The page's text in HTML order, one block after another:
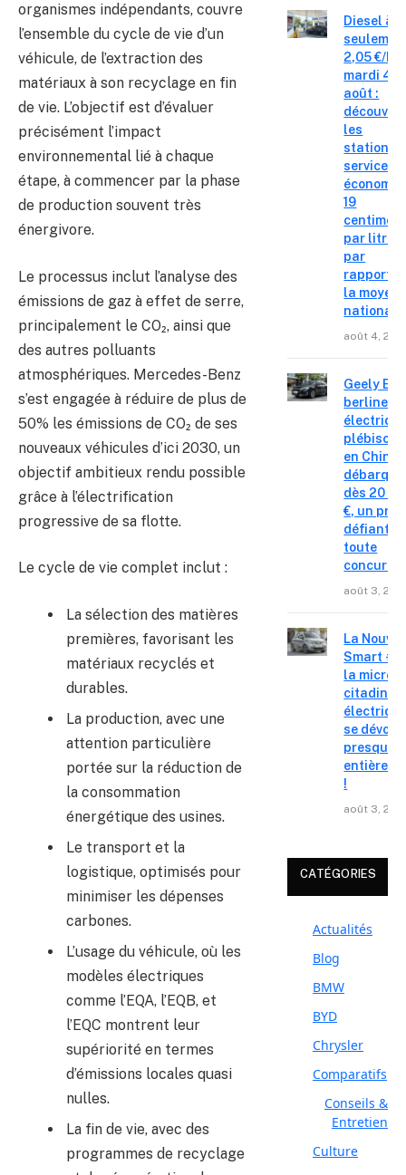
organismes indépendants, couvre
l’ensemble du cycle de vie d’un
véhicule, de l’extraction des
matériaux à son recyclage en fin
de vie. L’objectif est d’évaluer
précisément l’impact
environnemental lié à chaque
étape, à commencer par la phase
de production souvent très
énergivore.
Le processus inclut l’analyse des
émissions de gaz à effet de serre,
principalement le CO₂, ainsi que
des autres polluants
atmosphériques. Mercedes-Benz
s’est engagée à réduire de plus de
50% les émissions de CO₂ de ses
nouveaux véhicules d’ici 2030, un
objectif ambitieux rendu possible
grâce à l’électrification
progressive de sa flotte.
Le cycle de vie complet inclut :
La sélection des matières
premières, favorisant les
matériaux recyclés et
durables.
La production, avec une
attention particulière
portée sur la réduction de
la consommation
énergétique des usines.
Le transport et la
logistique, optimisés pour
minimiser les dépenses
carbones.
L’usage du véhicule, où les
modèles électriques
comme l’EQA, l’EQB, et
l’EQC montrent leur
supériorité en termes
d’émissions locales quasi
nulles.
La fin de vie, avec des
programmes de recyclage
Diesel à
2,05 €/L
mardi 4
août :
les
stations-
service où
19
centimes
par litre
par
rapport à
la
nationale
août 4,
Geely E2
berline
en Chine
débarque
dès 20
€, un prix
défiant
toute
août 3,
La
Smart #2
la micro-
citadine
se dévoile
presque
!
août 3,
CATÉGORIES
Actualités
Blog
BMW
BYD
Chrysler
Comparatifs
Conseils &
Entretien
Culture